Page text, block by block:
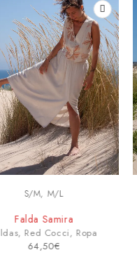
S, M, L
Falda nazca
Faldas, Red Cocci,Ropa
74,50